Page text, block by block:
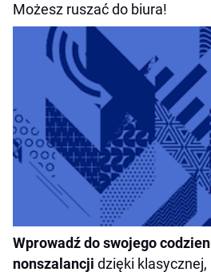
Możesz ruszać do biura!
Wprowadź do swojego
nonszalancji dzięki klasycznej,